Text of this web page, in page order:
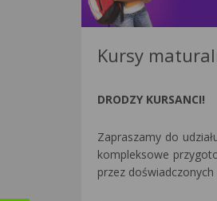
Kursy
DRODZY KURSANCI!
Zapraszamy do
kompleksowe
przez